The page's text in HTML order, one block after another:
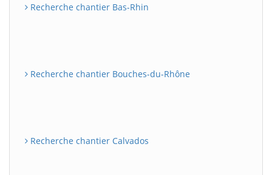
Recherche chantier Bas-Rhin
Recherche chantier Bouches-du-Rhône
Recherche chantier Calvados